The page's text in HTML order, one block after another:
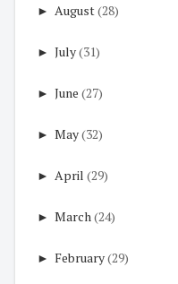
► August(28)
► July(31)
► June (27)
► May(32)
► April (29)
► March (24)
► February(29)